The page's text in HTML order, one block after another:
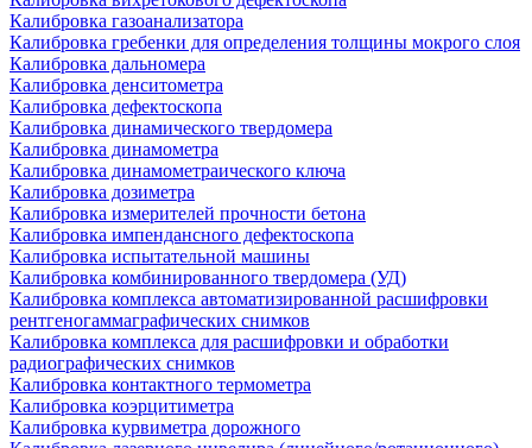
Калибровка газоанализатора
Калибровка гребенки для определения толщины мокрого слоя
Калибровка дальномера
Калибровка денситометра
Калибровка дефектоскопа
Калибровка динамического твердомера
Калибровка динамометра
Калибровка динамометраического ключа
Калибровка дозиметра
Калибровка измерителей прочности бетона
Калибровка импендансного дефектоскопа
Калибровка испытательной машины
Калибровка комбинированного твердомера (УД)
Калибровка комплекса автоматизированной расшифровки
рентгеногаммаграфических снимков
Калибровка комплекса для расшифровки и обработки
радиографических снимков
Калибровка контактного термометра
Калибровка коэрцитиметра
Калибровка курвиметра дорожного